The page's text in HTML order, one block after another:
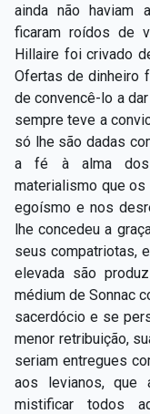
ainda não haviam
ficaram roídos de
Hillaire foi crivado
Ofertas de dinheiro
de convencê-lo a
sempre teve a
só lhe são dadas
a fé à alma dos
materialismo que
egoísmo e nos
lhe concedeu a
seus compatriotas,
elevada são
médium de Sonnac
sacerdócio e se
menor retribuição,
seriam entregues
aos levianos, que
mistificar todos